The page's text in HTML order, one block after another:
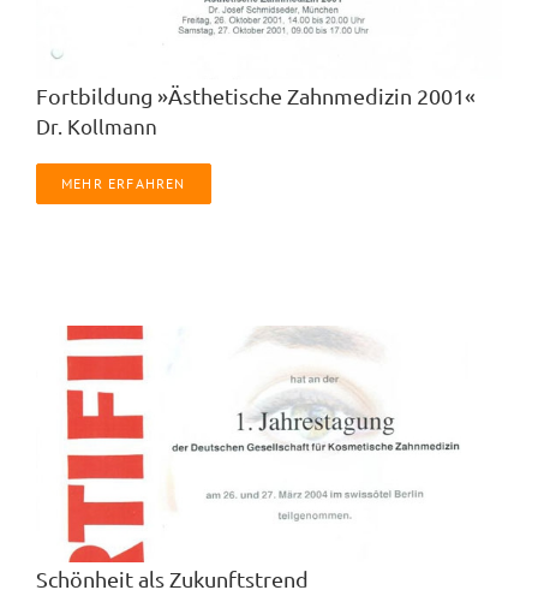
Fortbildung »Ästhetische Zahnmedizin 2001«
Dr. Kollmann
MEHR ERFAHREN
Schönheit als Zukunftstrend